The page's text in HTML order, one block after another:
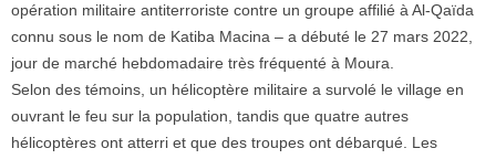
opération militaire antiterroriste contre un groupe affilié à Al-Qaïda
connu sous le nom de Katiba Macina – a débuté le 27 mars 2022,
jour de marché hebdomadaire très fréquenté à Moura.
Selon des témoins, un hélicoptère militaire a survolé le village en
ouvrant le feu sur la population, tandis que quatre autres
hélicoptères ont atterri et que des troupes ont débarqué. Les